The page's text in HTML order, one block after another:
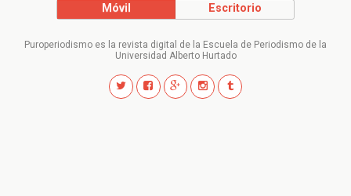
Móvil Escritorio
Puroperiodismo es la revista digital de la Escuela de Periodismo de la
Universidad Alberto Hurtado